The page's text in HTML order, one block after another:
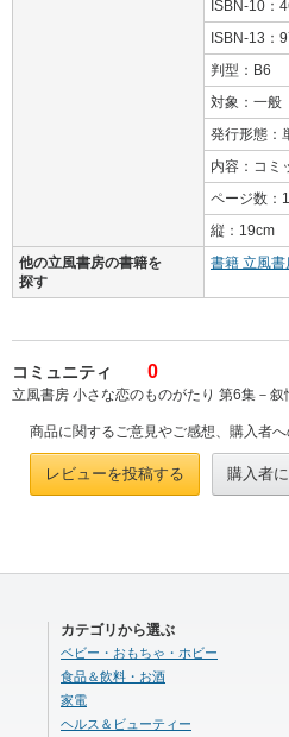
ISBN-10：
ISBN-13：
判型：B6
対象：一般
発行形態：
内容：コミ
ページ数：
縦：19cm
他の立風書房の書籍を
探す
書籍 立風書
コミュニティ 0
立風書房 小さな恋のものがたり 第6集－
商品に関するご意見やご感想、購入者
レビューを投稿する 購入者
カテゴリから選ぶ
ベビー・おもちゃ・ホビー
食品＆飲料・お酒
家電
ヘルス＆ビューティー